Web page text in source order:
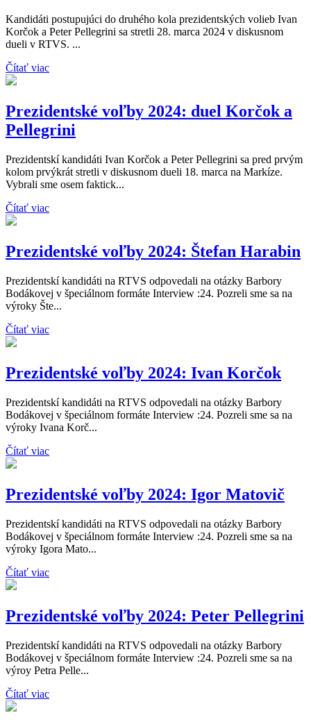
Kandidáti postupujúci do druhého kola prezidentských volieb Ivan
Korčok a Peter Pellegrini sa stretli 28. marca 2024 v diskusnom
dueli v RTVS. ...
Čítať viac
Prezidentské voľby 2024: duel Korčok a
Pellegrini
Prezidentskí kandidáti Ivan Korčok a Peter Pellegrini sa pred prvým
kolom prvýkrát stretli v diskusnom dueli 18. marca na Markíze.
Vybrali sme osem faktick...
Čítať viac
Prezidentské voľby 2024: Štefan Harabin
Prezidentskí kandidáti na RTVS odpovedali na otázky Barbory
Bodákovej v špeciálnom formáte Interview :24. Pozreli sme sa na
výroky Šte...
Čítať viac
Prezidentské voľby 2024: Ivan Korčok
Prezidentskí kandidáti na RTVS odpovedali na otázky Barbory
Bodákovej v špeciálnom formáte Interview :24. Pozreli sme sa na
výroky Ivana Korč...
Čítať viac
Prezidentské voľby 2024: Igor Matovič
Prezidentskí kandidáti na RTVS odpovedali na otázky Barbory
Bodákovej v špeciálnom formáte Interview :24. Pozreli sme sa na
výroky Igora Mato...
Čítať viac
Prezidentské voľby 2024: Peter Pellegrini
Prezidentskí kandidáti na RTVS odpovedali na otázky Barbory
Bodákovej v špeciálnom formáte Interview :24. Pozreli sme sa na
výroy Petra Pelle...
Čítať viac